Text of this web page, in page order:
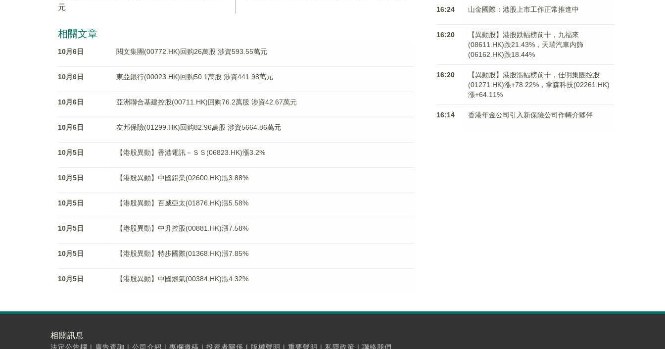
元
相關文章
10月6日 閱文集團(00772.HK)回购26萬股 涉資593.55萬元
10月6日 東亞銀行(00023.HK)回购50.1萬股 涉資441.98萬元
10月6日 亞洲聯合基建控股(00711.HK)回购76.2萬股 涉資42.67萬元
10月6日 友邦保險(01299.HK)回购82.96萬股 涉資5664.86萬元
10月5日 【港股異動】香港電訊－ＳＳ(06823.HK)漲3.2%
10月5日 【港股異動】中國鋁業(02600.HK)漲3.88%
10月5日 【港股異動】百威亞太(01876.HK)漲5.58%
10月5日 【港股異動】中升控股(00881.HK)漲7.58%
10月5日 【港股異動】特步國際(01368.HK)漲7.85%
10月5日 【港股異動】中國燃氣(00384.HK)漲4.32%
16:24 山金國際：港股上市工作正常推進中
16:20
【異動股】港股跌幅榜前十，九福來
(08611.HK)跌21.43%，天瑞汽車内飾
(06162.HK)跌18.44%
16:20
【異動股】港股漲幅榜前十，佳明集團控股
(01271.HK)漲+78.22%，拿森科技(02261.HK)
漲+64.11%
16:14 香港年金公司引入新保險公司作轉介夥伴
相關訊息
法定公告欄 | 廣告查詢 | 公司介紹 | 專欄邀稿 | 投資者關係 | 版權聲明 | 重要聲明 | 私隱政策 | 聯絡我們